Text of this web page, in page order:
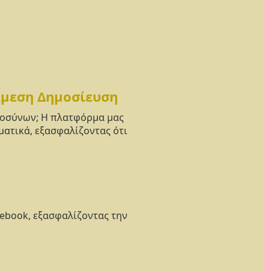
Δημοσίευση
Η πλατφόρμα μας
εξασφαλίζοντας ότι
εξασφαλίζοντας την